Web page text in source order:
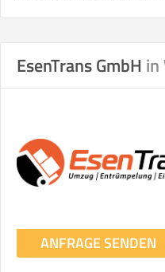
EsenTrans GmbH in
ANFRAGE SENDEN